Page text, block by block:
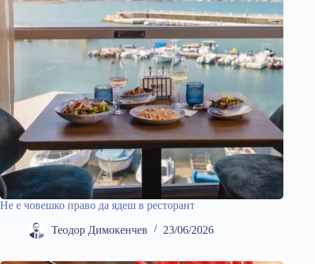
Не е човешко право да ядеш в ресторант
Теодор Димокенчев 23/06/2026